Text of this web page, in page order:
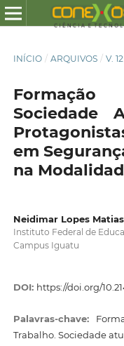
INÍCIO / ARQUIVOS / V.
Sociedade
em
na
Neidimar Lopes
Instituto Federal de
Campus Iguatu
DOI: https://doi.org/
Palavras-chave:
Trabalho. Sociedade